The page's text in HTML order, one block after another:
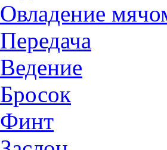
Овладение
Передача
Ведение
Бросок
Финт